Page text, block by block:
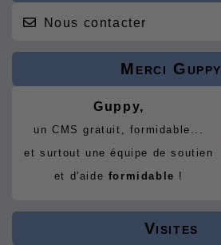
Nous contacter
Merci Guppy
Guppy,
un CMS gratuit, formidable...
et surtout une équipe de soutien
et d'aide formidable !
Visites